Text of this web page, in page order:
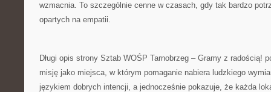
wzmacnia. To szczególnie cenne w czasach, gdy tak bardzo
opartych na empatii.
Długi opis strony Sztab WOŚP Tarnobrzeg – Gramy z radością!
misję jako miejsca, w którym pomaganie nabiera ludzkiego
językiem dobrych intencji, a jednocześnie pokazuje, że każda